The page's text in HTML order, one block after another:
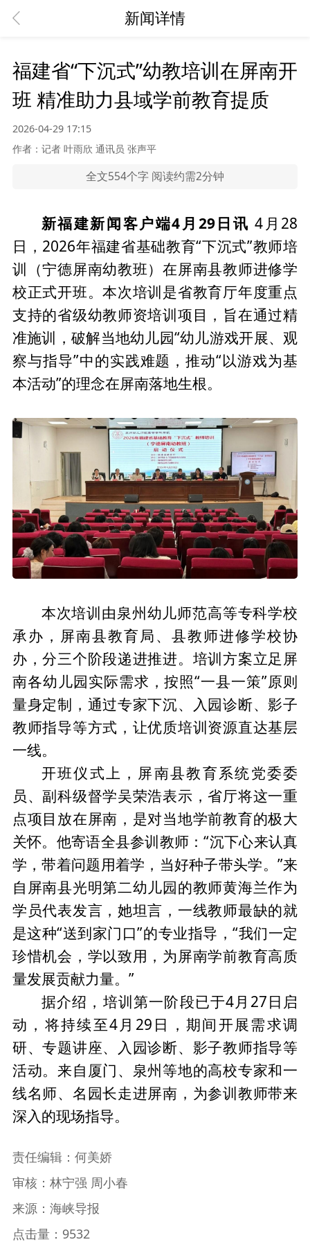
新闻详情
福建省“下沉式”幼教培训在屏南开
班 精准助力县域学前教育提质
2026-04-29 17:15
作者：记者 叶雨欣 通讯员 张声平
全文554个字 阅读约需2分钟
新福建新闻客户端4月29日讯 4月 28
日， 2026年福建省基础教育“下沉式”教师培
训（宁德屏南幼教班）在屏南县教师进修学
校正式开班。本次培训是省教育厅年度重点
支持的省级幼教师资培训项目，旨在通过精
准施训，破解当地幼儿园“幼儿游戏开展、观
察与指导”中的实践难题，推动“以游戏为基
本活动”的理念在屏南落地生根。
本次培训由泉州幼儿师范高等专科学校
承办，屏南县教育局、县教师进修学校协
办，分三个阶段递进推进。培训方案立足屏
南各幼儿园实际需求，按照“一县一策”原则
量身定制，通过专家下沉、入园诊断、影子
教师指导等方式，让优质培训资源直达基层
一线。
开班仪式上，屏南县教育系统党委委
员、副科级督学吴荣浩表示，省厅将这一重
点项目放在屏南，是对当地学前教育的极大
关怀。他寄语全县参训教师：“沉下心来认真
学，带着问题用着学，当好种子带头学。”来
自屏南县光明第二幼儿园的教师黄海兰作为
学员代表发言，她坦言，一线教师最缺的就
是这种“送到家门口”的专业指导，“我们一定
珍惜机会，学以致用，为屏南学前教育高质
量发展贡献力量。”
据介绍，培训第一阶段已于4月27日启
动，将持续至4月29日，期间开展需求调
研、专题讲座、入园诊断、影子教师指导等
活动。来自厦门、泉州等地的高校专家和一
线名师、名园长走进屏南，为参训教师带来
深入的现场指导。
责任编辑：何美娇
审核：林宁强 周小春
来源：海峡导报
点击量：9532